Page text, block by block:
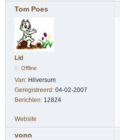
Tom Poes
Lid
Offline
Van: Hilversum
Geregistreerd: 04-02-2007
Berichten: 12824
Website
vonn